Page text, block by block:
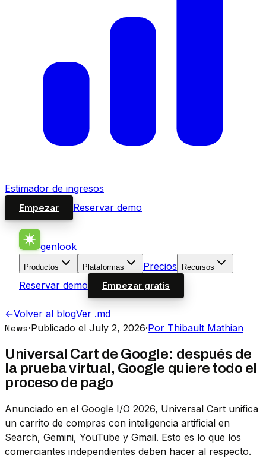
Estimador de ingresos
Empezar Reservar demo
genlook
Productos Plataformas Precios Recursos
Reservar demo Empezar gratis
←Volver al blogVer .md
News·Publicado el July 2, 2026·Por Thibault Mathian
Universal Cart de Google: después de
la prueba virtual, Google quiere todo el
proceso de pago
Anunciado en el Google I/O 2026, Universal Cart unifica
un carrito de compras con inteligencia artificial en
Search, Gemini, YouTube y Gmail. Esto es lo que los
comerciantes independientes deben hacer al respecto.